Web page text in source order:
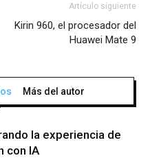
Artículo siguiente
Kirin 960, el procesador del
Huawei Mate 9
Más del autor
la experiencia de
con IA